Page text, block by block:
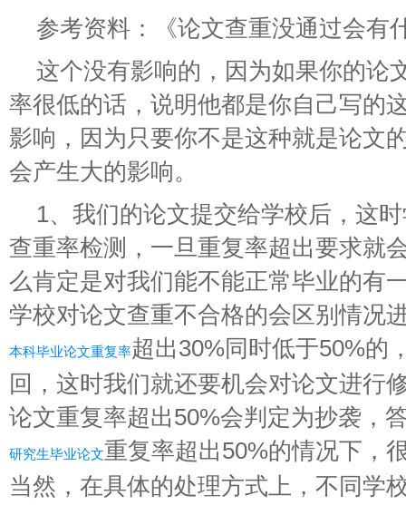
参考资料：《论文查重没通过会有
这个没有影响的，因为如果你的论
率很低的话，说明他都是你自己写的
影响，因为只要你不是这种就是论文
会产生大的影响。
1、我们的论文提交给学校后，这
查重率检测，一旦重复率超出要求就
么肯定是对我们能不能正常毕业的有
学校对论文查重不合格的会区别情况
本科毕业论文重复率超出30%同时低于50%的
回，这时我们就还要机会对论文进行
论文重复率超出50%会判定为抄袭，
研究生毕业论文重复率超出50%的情况下，
当然，在具体的处理方式上，不同学